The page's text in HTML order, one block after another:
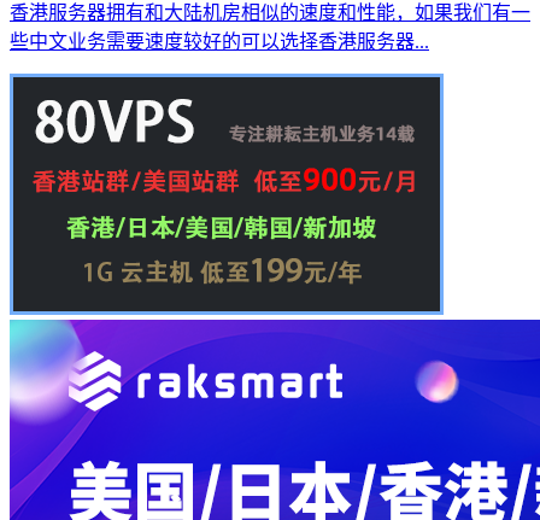
香港服务器拥有和大陆机房相似的速度和性能，如果我们有一
些中文业务需要速度较好的可以选择香港服务器...